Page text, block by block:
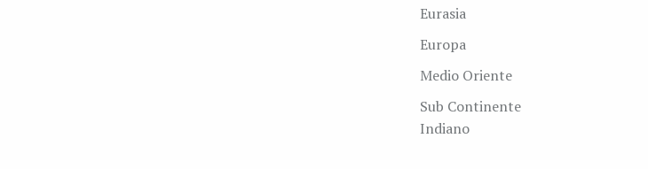
Eurasia
Europa
Medio Oriente
Sub Continente
Indiano